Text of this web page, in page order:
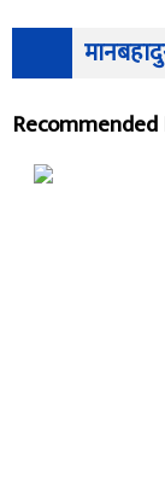
Recommended